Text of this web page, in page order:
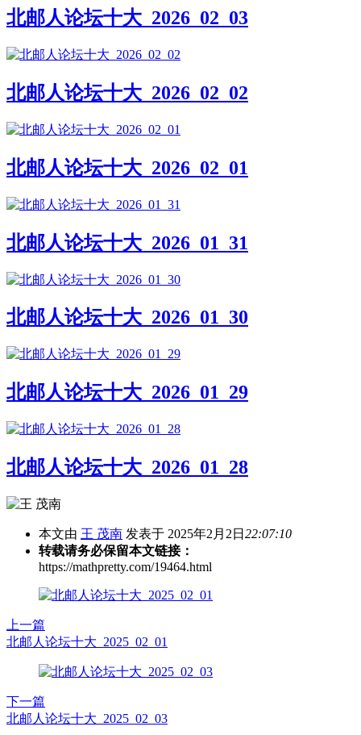
北邮人论坛十大_2026_02_03
北邮人论坛十大_2026_02_02
北邮人论坛十大_2026_02_01
北邮人论坛十大_2026_01_31
北邮人论坛十大_2026_01_30
北邮人论坛十大_2026_01_29
北邮人论坛十大_2026_01_28
本文由 王 茂南 发表于 2025年2月2日 22:07:10
转载请务必保留本文链接：
https://mathpretty.com/19464.html
上一篇
北邮人论坛十大_2025_02_01
下一篇
北邮人论坛十大_2025_02_03